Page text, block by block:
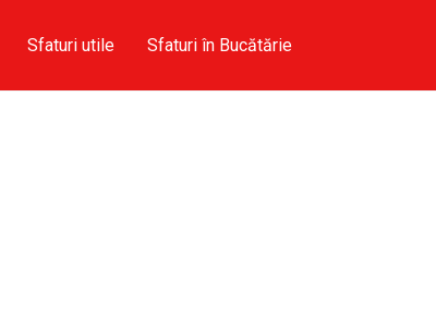
Sfaturi utile Sfaturi în Bucătărie